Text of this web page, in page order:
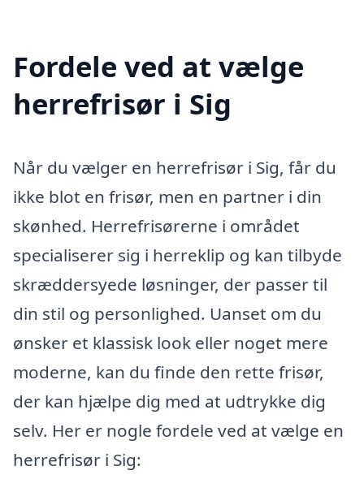
Fordele ved at vælge
herrefrisør i Sig
Når du vælger en herrefrisør i Sig, får du
ikke blot en frisør, men en partner i din
skønhed. Herrefrisørerne i området
specialiserer sig i herreklip og kan tilbyde
skræddersyede løsninger, der passer til
din stil og personlighed. Uanset om du
ønsker et klassisk look eller noget mere
moderne, kan du finde den rette frisør,
der kan hjælpe dig med at udtrykke dig
selv. Her er nogle fordele ved at vælge en
herrefrisør i Sig: